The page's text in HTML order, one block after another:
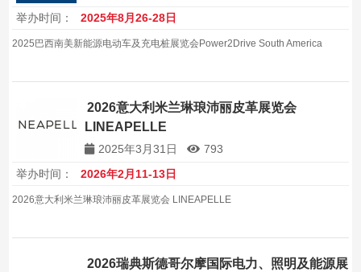
举办时间：
2025年8月26-28日
2025巴西南美新能源电动车及充电桩展览会Power2Drive South America
2026意大利米兰琳琅沛丽皮革展览会
LINEAPELLE
2025年3月31日
793
举办时间：
2026年2月11-13日
2026意大利米兰琳琅沛丽皮革展览会 LINEAPELLE
2026瑞典斯德哥尔摩国际电力、照明及能源展